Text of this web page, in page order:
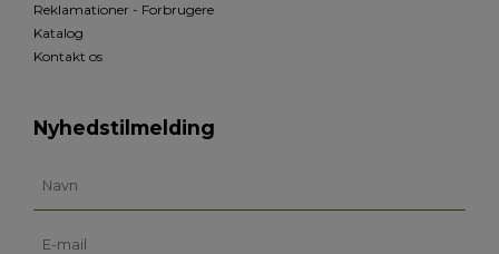
Reklamationer - Forbrugere
Katalog
Kontakt os
Nyhedstilmelding